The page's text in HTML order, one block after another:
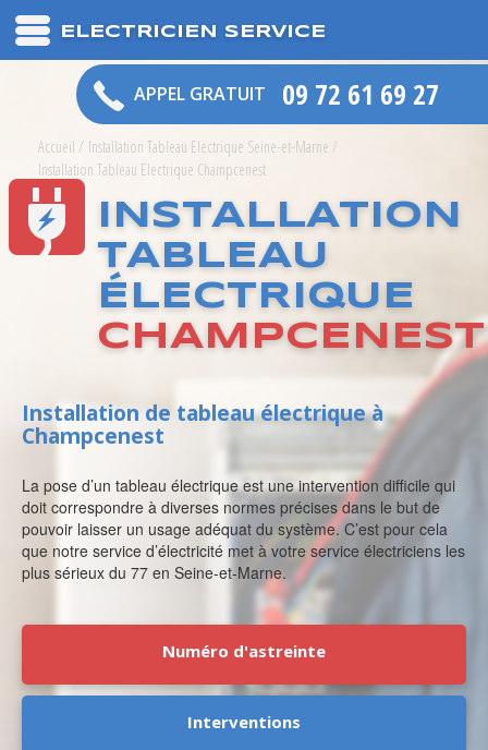
ELECTRICIEN SERVICE
APPEL GRATUIT 09 72 61 69 27
Accueil / Installation Tableau Electrique Seine-et-Marne /
Installation Tableau Electrique Champcenest
INSTALLATION
TABLEAU
ÉLECTRIQUE
CHAMPCENEST
Installation de tableau électrique à
Champcenest
La pose d’un tableau électrique est une intervention difficile qui
doit correspondre à diverses normes précises dans le but de
pouvoir laisser un usage adéquat du système. C’est pour cela
que notre service d’électricité met à votre service électriciens les
plus sérieux du 77 en Seine-et-Marne.
Numéro d'astreinte
Interventions